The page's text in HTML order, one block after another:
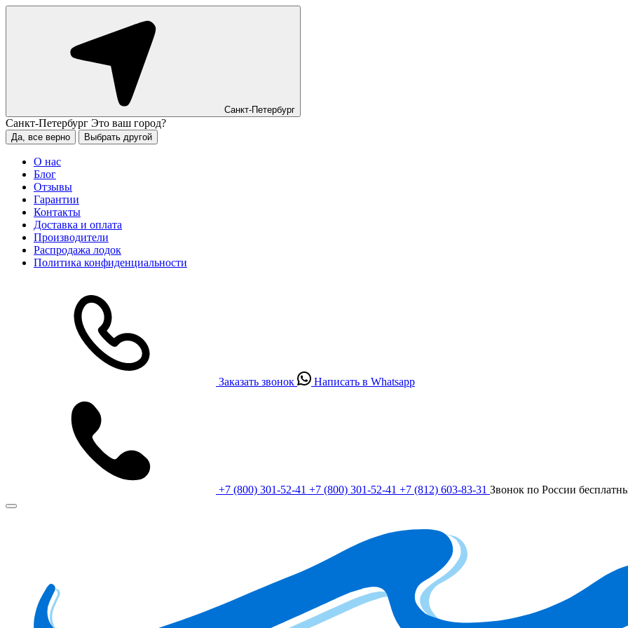
Санкт-Петербург
Санкт-Петербург Это ваш город?
Да, все верно Выбрать другой
О нас
Блог
Отзывы
Гарантии
Контакты
Доставка и оплата
Производители
Распродажа лодок
Политика конфиденциальности
Заказать звонок Написать в Whatsapp
+7 (800) 301-52-41 +7 (800) 301-52-41 +7 (812) 603-83-31 Звонок по России